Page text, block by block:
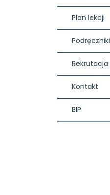
Plan lekcji
Podręczniki
Rekrutacja
Kontakt
BIP